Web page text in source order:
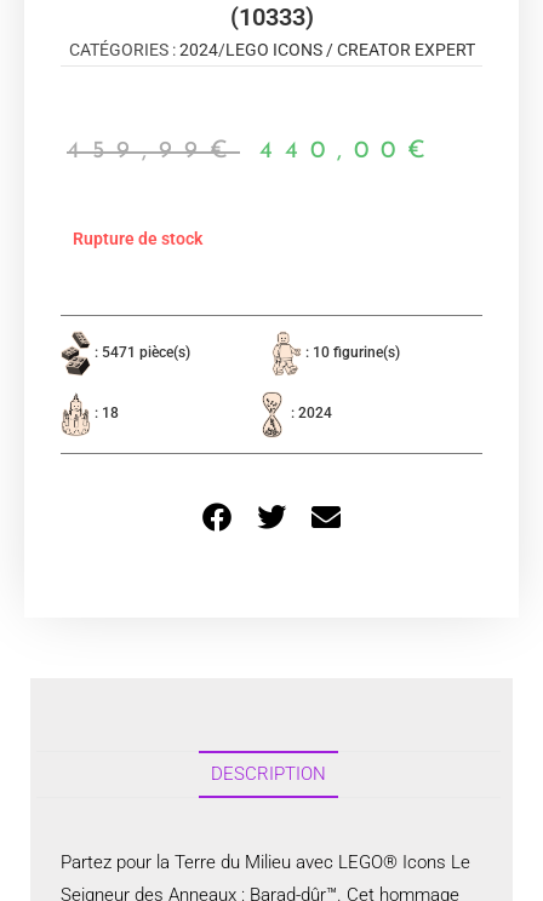
(10333)
CATÉGORIES :2024/LEGO ICONS / CREATOR EXPERT
459,99€ 440,00 €
Rupture de stock
: 5471 pièce(s) : 10 figurine(s)
: 18 : 2024
DESCRIPTION
Partez pour la Terre du Milieu avec LEGO® Icons Le
Seigneur des Anneaux : Barad-dûr™. Cet hommage